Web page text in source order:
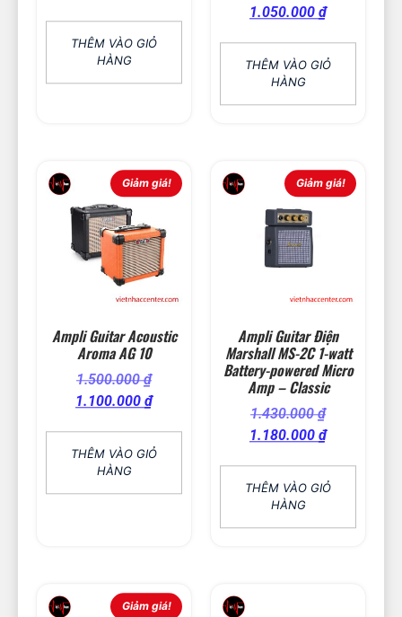
THÊM VÀO GIỎ
HÀNG
1.050.000 ₫
THÊM VÀO GIỎ
HÀNG
Giảm giá!
Ampli Guitar Acoustic
Aroma AG 10
1.500.000₫
1.100.000 ₫
THÊM VÀO GIỎ
HÀNG
Giảm giá!
Ampli Guitar Điện
Marshall MS-2C 1-watt
Battery-powered Micro
Amp – Classic
1.430.000₫
1.180.000 ₫
THÊM VÀO GIỎ
HÀNG
Giảm giá!